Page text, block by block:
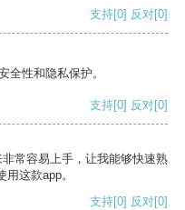
支持[0] 反对[0]
全性和隐私保护。
支持[0] 反对[0]
常容易上手，让我能够快速熟
这款app。
支持[0] 反对[0]